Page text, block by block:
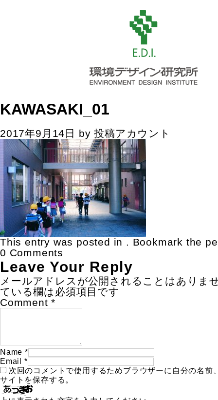
KAWASAKI_01
2017年9月14日 by投稿アカウント
This entry was posted in . Bookmark the
0 Comments
Leave Your Reply
メールアドレスが公開されることはありま
ている欄は必須項目です
Comment *
Name *
Email
*
次回のコメントで使用するためブラウザーに自分の名前
サイトを保存する。